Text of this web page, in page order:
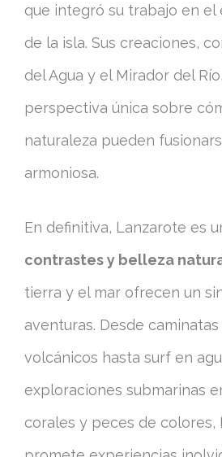
que integró su trabajo en el
de la isla. Sus creaciones,
del Agua y el Mirador del
perspectiva única sobre
naturaleza pueden
armoniosa.
En definitiva, Lanzarote es
contrastes y belleza
tierra y el mar ofrecen un
aventuras. Desde
volcánicos hasta surf en
exploraciones submarinas
corales y peces de colores,